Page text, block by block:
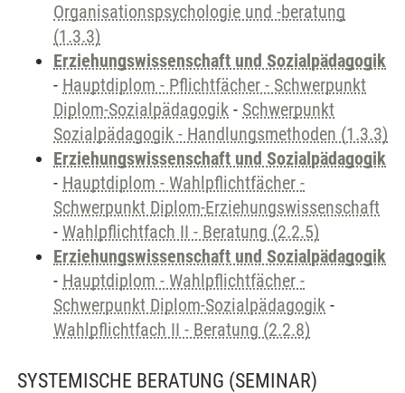
Organisationspsychologie und -beratung
(1.3.3)
Erziehungswissenschaft und Sozialpädagogik
- Hauptdiplom - Pflichtfächer - Schwerpunkt
Diplom-Sozialpädagogik - Schwerpunkt
Sozialpädagogik - Handlungsmethoden (1.3.3)
Erziehungswissenschaft und Sozialpädagogik
- Hauptdiplom - Wahlpflichtfächer -
Schwerpunkt Diplom-Erziehungswissenschaft
- Wahlpflichtfach II - Beratung (2.2.5)
Erziehungswissenschaft und Sozialpädagogik
- Hauptdiplom - Wahlpflichtfächer -
Schwerpunkt Diplom-Sozialpädagogik -
Wahlpflichtfach II - Beratung (2.2.8)
SYSTEMISCHE BERATUNG (SEMINAR)